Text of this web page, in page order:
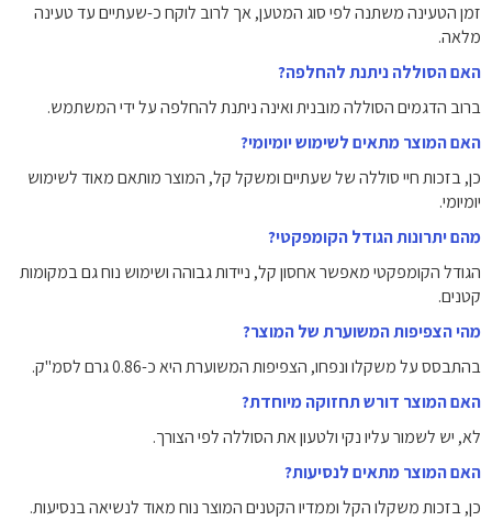
זמן הטעינה משתנה לפי סוג המטען, אך לרוב לוקח כ-שעתיים עד טעינה
מלאה.
האם הסוללה ניתנת להחלפה?
ברוב הדגמים הסוללה מובנית ואינה ניתנת להחלפה על ידי המשתמש.
האם המוצר מתאים לשימוש יומיומי?
כן, בזכות חיי סוללה של שעתיים ומשקל קל, המוצר מותאם מאוד לשימוש
יומיומי.
מהם יתרונות הגודל הקומפקטי?
הגודל הקומפקטי מאפשר אחסון קל, ניידות גבוהה ושימוש נוח גם במקומות
קטנים.
מהי הצפיפות המשוערת של המוצר?
בהתבסס על משקלו ונפחו, הצפיפות המשוערת היא כ-‎0.86‎ גרם לסמ"ק.
האם המוצר דורש תחזוקה מיוחדת?
לא, יש לשמור עליו נקי ולטעון את הסוללה לפי הצורך.
האם המוצר מתאים לנסיעות?
כן, בזכות משקלו הקל וממדיו הקטנים המוצר נוח מאוד לנשיאה בנסיעות.